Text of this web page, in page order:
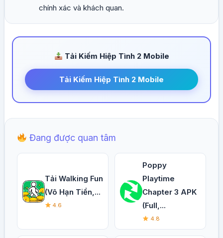
chính xác và khách quan.
Tải Kiếm Hiệp Tình 2 Mobile
Tải Kiếm Hiệp Tình 2 Mobile
Đang được quan tâm
Tải Walking Fun
(Vô Hạn Tiền,...
4.6
Poppy
Playtime
Chapter 3 APK
(Full,...
4.8